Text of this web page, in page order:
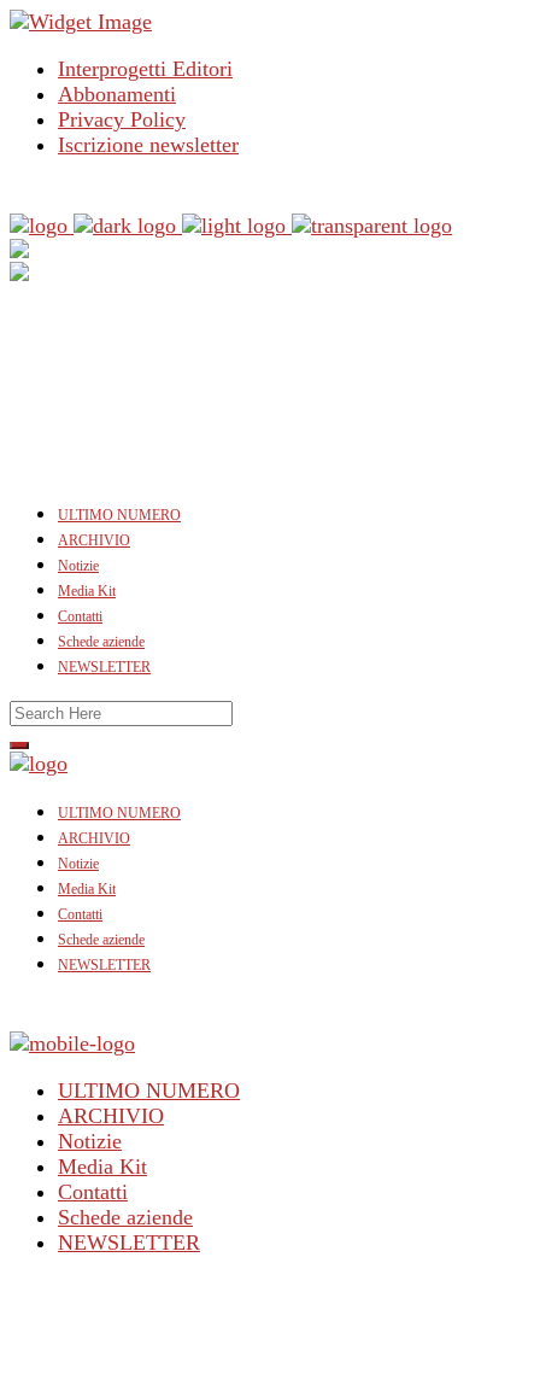
Interprogetti Editori
Abbonamenti
Privacy Policy
Iscrizione newsletter
ULTIMO NUMERO
ARCHIVIO
Notizie
Media Kit
Contatti
Schede aziende
NEWSLETTER
ULTIMO NUMERO
ARCHIVIO
Notizie
Media Kit
Contatti
Schede aziende
NEWSLETTER
ULTIMO NUMERO
ARCHIVIO
Notizie
Media Kit
Contatti
Schede aziende
NEWSLETTER